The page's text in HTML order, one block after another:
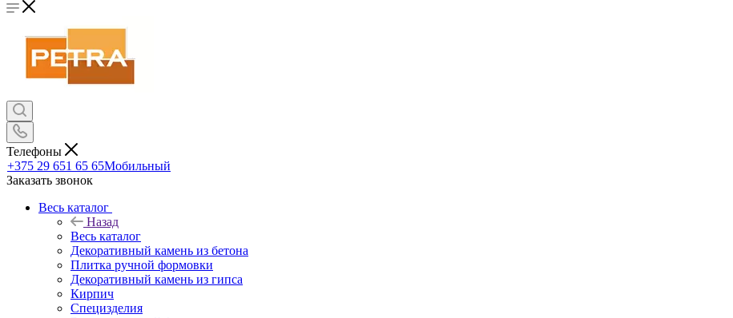
Телефоны
+375 29 651 65 65Мобильный
Заказать звонок
Весь каталог
Назад
Весь каталог
Декоративный камень из бетона
Плитка ручной формовки
Декоративный камень из гипса
Кирпич
Специзделия